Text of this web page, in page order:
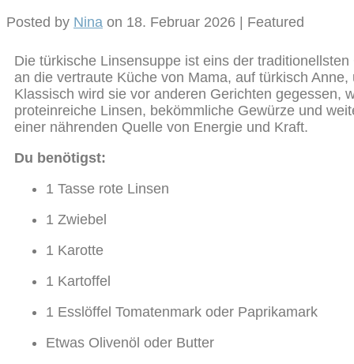
Posted by Nina on 18. Februar 2026 | Featured
Die türkische Linsensuppe ist eins der
an die vertraute Küche von Mama, auf türkisch
Klassisch wird sie vor anderen Gerichten gegessen,
proteinreiche Linsen, bekömmliche Gewürze und
einer nährenden Quelle von Energie und Kraft.
Du benötigst:
1 Tasse rote Linsen
1 Zwiebel
1 Karotte
1 Kartoffel
1 Esslöffel Tomatenmark oder Paprikamark
Etwas Olivenöl oder Butter